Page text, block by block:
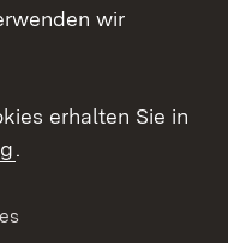
wir
erhalten Sie in
.